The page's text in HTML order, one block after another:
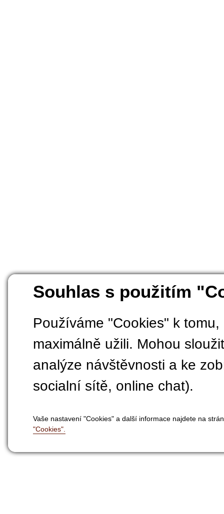
Souhlas s použitím
Používáme "Cookies" k
maximálně užili. Mohou
analýze návštěvnosti a ke
socialní sítě, online chat).
Vaše nastavení "Cookies" a další informace najdete na
"Cookies".